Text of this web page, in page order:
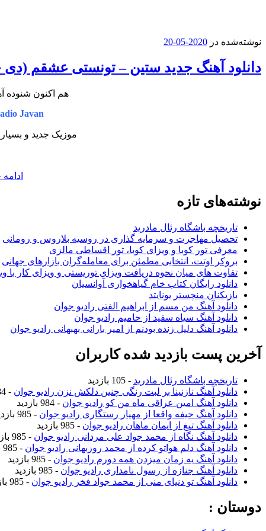
نوشته‌شده در 2020-05-20
دانلود آهنگ جدید ستین – تونستی عشقم
هم اکنون شنوده
Javan
موزیک جدید و
نوشته‌های تازه
تاریخچه باشگاه رئال مادرید
تحصیل مهاجرت و سرمایه گذاری در روسیه بلاروس و رومانی
معرفی تور کوبا و ویزای کوبا، تور اقساطی مالزی
بروکر اوتت، انتخابی مطمئن برای معامله‌گران بازارهای جهانی
تفاوت های میان نحوه دریافت ویزای توریستی و ویزای کار با
دانلود رایگان کتاب خام گیاهخواری آوانسیان
بازیکنان منچستر یونایتد
دانلود آهنگ من مسم از ابراهیم الفتی رادیو جوان
دانلود آهنگ سیاه سفید از حامیم رادیو جوان
دانلود آهنگ دلیل زنده بودنم از امیر بارانی بهبهانی رادیو جوان
آخرین پست بازدید شده کاربران
تاریخچه باشگاه رئال مادرید - 105 بازدید
دانلود آهنگ نازنینا بر لبت رنگی چنین دلکش نزن رادیو جوان - 984 بازدید
دانلود آهنگ امین عراقی ماه من کو رادیو جوان - 984 بازدید
دانلود آهنگ حیفه واقعا از مهیار رستگاری رادیو جوان - 985 بازدید
دانلود آهنگ تیغ از ایمان ماهان رادیو جوان - 985 بازدید
دانلود آهنگ نگاه از محمد جواد علی مردانی رادیو جوان - 985 بازدید
دانلود آهنگ دلم هواتو کرده از محمد روزبهانی رادیو جوان - 985 بازدید
دانلود آهنگ یه زمان میزدن همه دورم رادیو جوان - 985 بازدید
دانلود آهنگ جنازه از رسول نامداری رادیو جوان - 985 بازدید
دانلود آهنگ تو دنیای منی از محمد جواد فخر رادیو جوان - 985 بازدید
دوستان :